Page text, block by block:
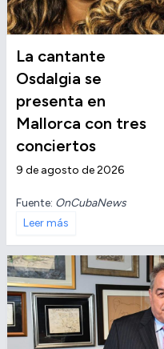
La cantante
Osdalgia se
presenta en
Mallorca con tres
conciertos
9 de agosto de 2026
Fuente: OnCubaNews
Leer más